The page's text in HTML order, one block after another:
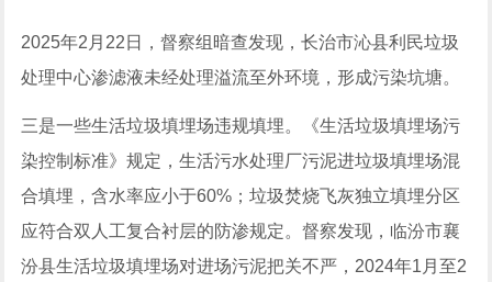
2025年2月22日，督察组暗查发现，长治市沁县利民垃圾
处理中心渗滤液未经处理溢流至外环境，形成污染坑塘。
三是一些生活垃圾填埋场违规填埋。《生活垃圾填埋场污
染控制标准》规定，生活污水处理厂污泥进垃圾填埋场混
合填埋，含水率应小于60%；垃圾焚烧飞灰独立填埋分区
应符合双人工复合衬层的防渗规定。督察发现，临汾市襄
汾县生活垃圾填埋场对进场污泥把关不严，2024年1月至2